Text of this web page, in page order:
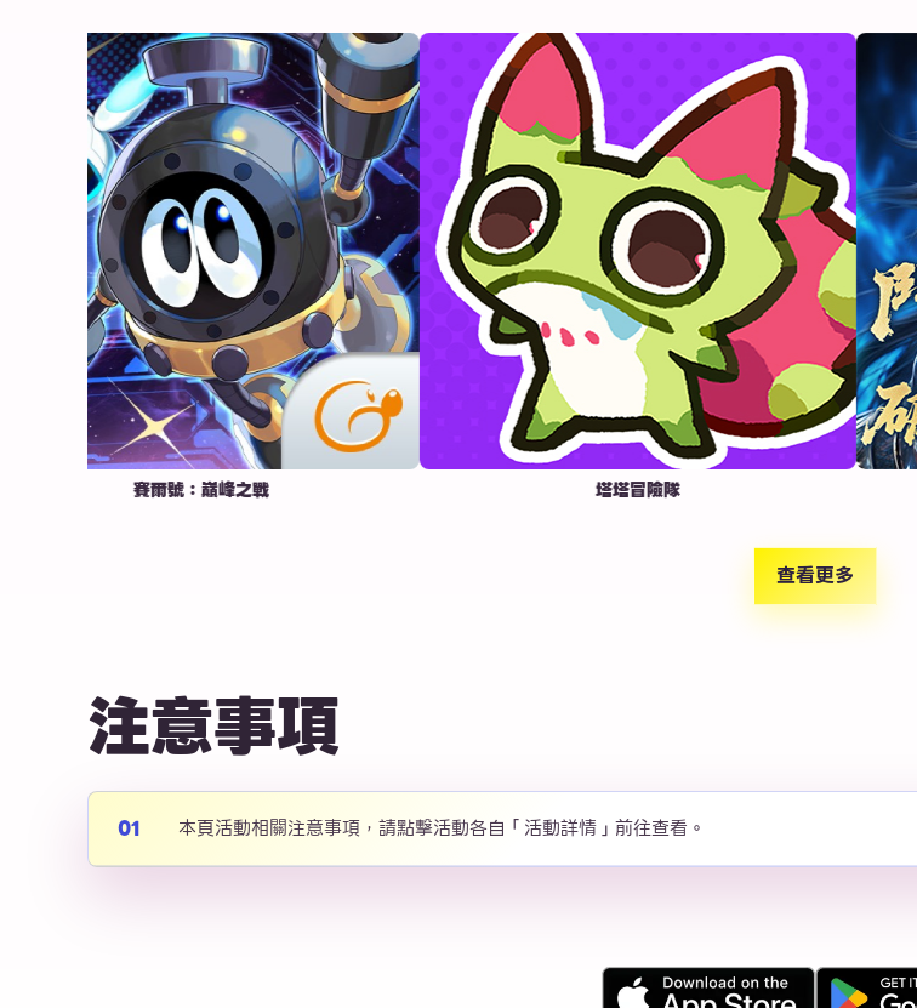
賽爾號：巔峰之戰 塔塔冒險隊
查看更多
注意事項
本頁活動相關注意事項，請點擊活動各自「活動詳情」前往查看。